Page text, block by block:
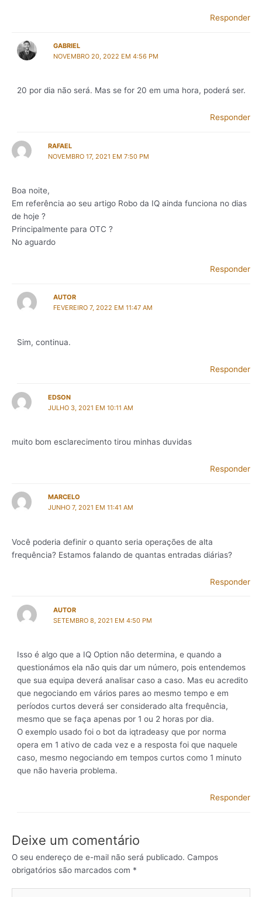
Responder
GABRIEL
NOVEMBRO 20, 2022 EM 4:56 PM
20 por dia não será. Mas se for 20 em uma hora, poderá ser.
Responder
RAFAEL
NOVEMBRO 17, 2021 EM 7:50 PM
Boa noite,
Em referência ao seu artigo Robo da IQ ainda funciona no dias
de hoje ?
Principalmente para OTC ?
No aguardo
Responder
AUTOR
FEVEREIRO 7, 2022 EM 11:47 AM
Sim, continua.
Responder
EDSON
JULHO 3, 2021 EM 10:11 AM
muito bom esclarecimento tirou minhas duvidas
Responder
MARCELO
JUNHO 7, 2021 EM 11:41 AM
Você poderia definir o quanto seria operações de alta
frequência? Estamos falando de quantas entradas diárias?
Responder
AUTOR
SETEMBRO 8, 2021 EM 4:50 PM
Isso é algo que a IQ Option não determina, e quando a
questionámos ela não quis dar um número, pois entendemos
que sua equipa deverá analisar caso a caso. Mas eu acredito
que negociando em vários pares ao mesmo tempo e em
períodos curtos deverá ser considerado alta frequência,
mesmo que se faça apenas por 1 ou 2 horas por dia.
O exemplo usado foi o bot da iqtradeasy que por norma
opera em 1 ativo de cada vez e a resposta foi que naquele
caso, mesmo negociando em tempos curtos como 1 minuto
que não haveria problema.
Responder
Deixe um comentário
O seu endereço de e-mail não será publicado. Campos
obrigatórios são marcados com *